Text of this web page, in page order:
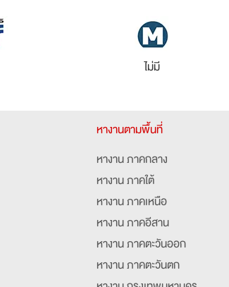
ไม่มี
หางานตามพื้นที่
หางาน ภาคกลาง
หางาน ภาคใต้
หางาน ภาคเหนือ
หางาน ภาคอีสาน
หางาน ภาคตะวันออก
หางาน ภาคตะวันตก